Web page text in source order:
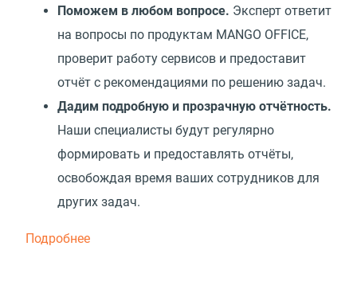
Поможем в любом вопросе. Эксперт ответит
на вопросы по продуктам MANGO OFFICE,
проверит работу сервисов и предоставит
отчёт с рекомендациями по решению задач.
Дадим подробную и прозрачную отчётность.
Наши специалисты будут регулярно
формировать и предоставлять отчёты,
освобождая время ваших сотрудников для
других задач.
Подробнее